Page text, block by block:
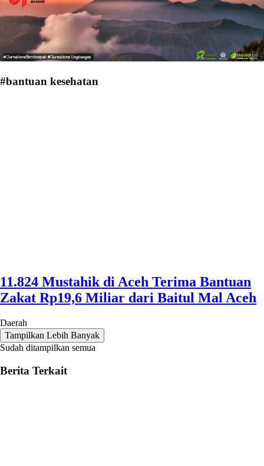
#bantuan kesehatan
11.824 Mustahik di Aceh Terima Bantuan
Zakat Rp19,6 Miliar dari Baitul Mal Aceh
Daerah
Tampilkan Lebih Banyak
Sudah ditampilkan semua
Berita Terkait